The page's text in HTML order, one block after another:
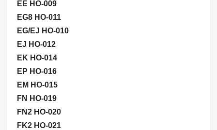
EE HO-009
EG8 HO-011
EG/EJ HO-010
EJ HO-012
EK HO-014
EP HO-016
EM HO-015
FN HO-019
FN2 HO-020
FK2 HO-021